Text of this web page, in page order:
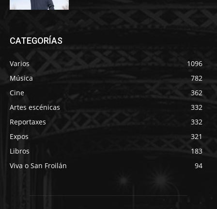
CATEGORÍAS
Varios
1096
Música
782
Cine
362
Artes escénicas
332
Reportaxes
332
Expos
321
Libros
183
Viva o San Froilán
94